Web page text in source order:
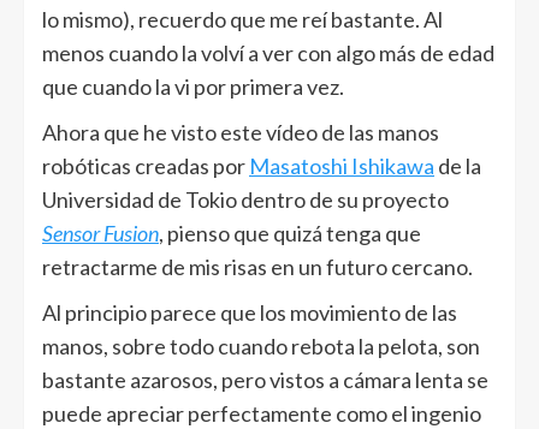
lo mismo), recuerdo que me reí bastante. Al
menos cuando la volví a ver con algo más de edad
que cuando la vi por primera vez.
Ahora que he visto este vídeo de las manos
robóticas creadas por Masatoshi Ishikawa de la
Universidad de Tokio dentro de su proyecto
Sensor Fusion, pienso que quizá tenga que
retractarme de mis risas en un futuro cercano.
Al principio parece que los movimiento de las
manos, sobre todo cuando rebota la pelota, son
bastante azarosos, pero vistos a cámara lenta se
puede apreciar perfectamente como el ingenio